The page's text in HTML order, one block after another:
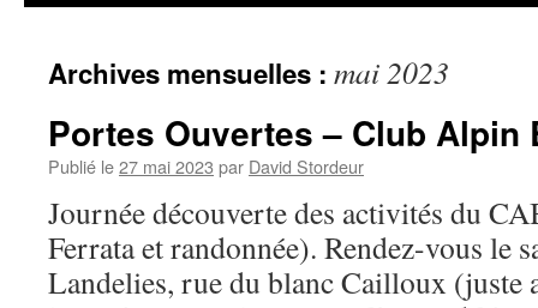
Archives mensuelles : mai 2023
Portes Ouvertes – Club Alpin
Publié le27 mai 2023 par David Stordeur
Journée découverte des activités du
Ferrata et randonnée). Rendez-vous le
Landelies, rue du blanc Cailloux (juste